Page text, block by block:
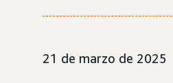
21 de marzo de 2025